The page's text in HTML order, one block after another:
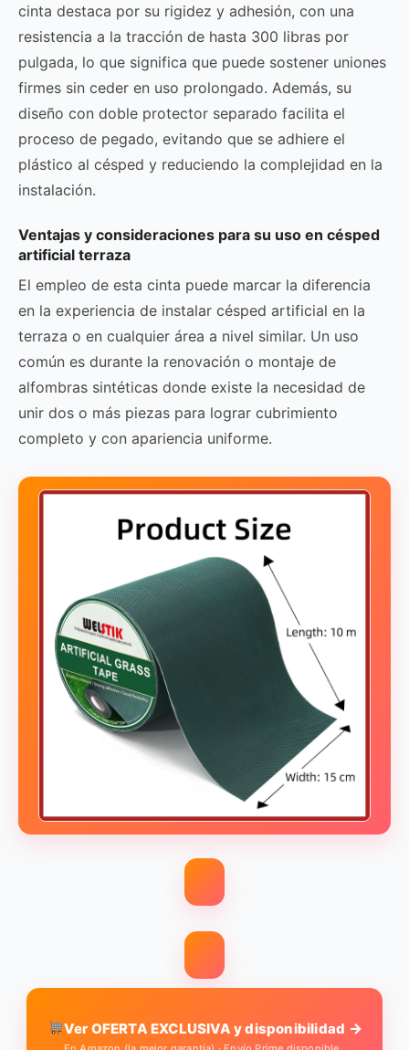
cinta destaca por su rigidez y adhesión, con una
resistencia a la tracción de hasta 300 libras por
pulgada, lo que significa que puede sostener uniones
firmes sin ceder en uso prolongado. Además, su
diseño con doble protector separado facilita el
proceso de pegado, evitando que se adhiere el
plástico al césped y reduciendo la complejidad en la
instalación.
Ventajas y consideraciones para su uso en césped
artificial terraza
El empleo de esta cinta puede marcar la diferencia
en la experiencia de instalar césped artificial en la
terraza o en cualquier área a nivel similar. Un uso
común es durante la renovación o montaje de
alfombras sintéticas donde existe la necesidad de
unir dos o más piezas para lograr cubrimiento
completo y con apariencia uniforme.
Ver OFERTA EXCLUSIVA y disponibilidad →